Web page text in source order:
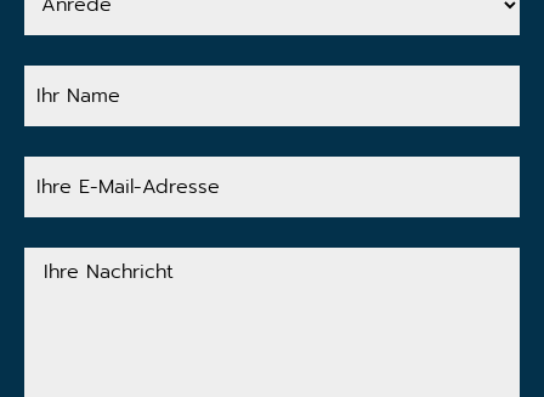
Ihr
Name
Ihre
E-
Adresse
Ihre
Nachricht